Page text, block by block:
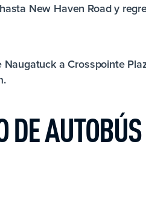
New Haven Road y
a Crosspointe
DE